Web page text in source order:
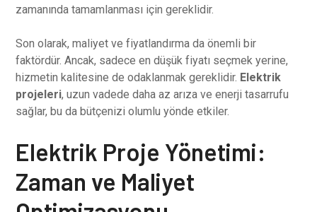
zamanında tamamlanması için gereklidir.
Son olarak, maliyet ve fiyatlandırma da önemli bir
faktördür. Ancak, sadece en düşük fiyatı seçmek yerine,
hizmetin kalitesine de odaklanmak gereklidir. Elektrik
projeleri, uzun vadede daha az arıza ve enerji tasarrufu
sağlar, bu da bütçenizi olumlu yönde etkiler.
Elektrik Proje Yönetimi:
Zaman ve Maliyet